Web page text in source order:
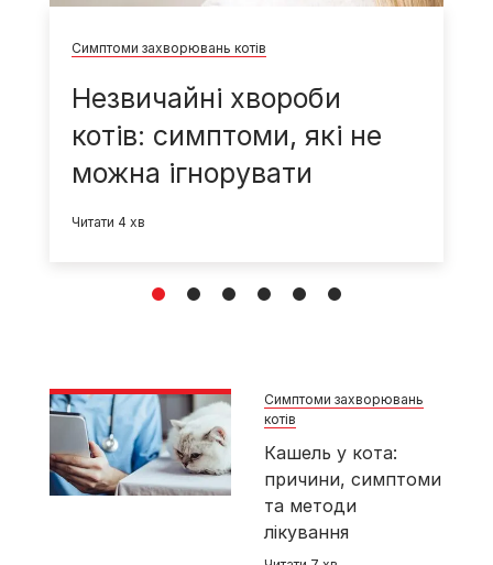
Симптоми захворювань котів
Незвичайні хвороби
котів: симптоми, які не
можна ігнорувати
Читати 4 хв
1 2 3 4 5 6
Симптоми захворювань
котів
Кашель у кота:
причини, симптоми
та методи
лікування